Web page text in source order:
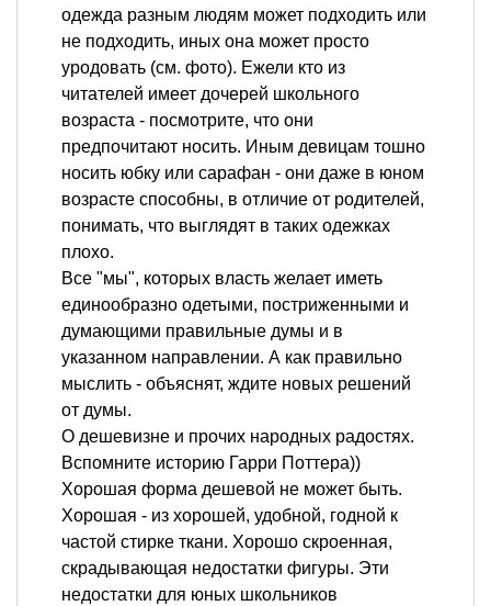
одежда разным людям может подходить или
не подходить, иных она может просто
уродовать (см. фото). Ежели кто из
читателей имеет дочерей школьного
возраста - посмотрите, что они
предпочитают носить. Иным девицам тошно
носить юбку или сарафан - они даже в юном
возрасте способны, в отличие от родителей,
понимать, что выглядят в таких одежках
плохо.
Все "мы", которых власть желает иметь
единообразно одетыми, постриженными и
думающими правильные думы и в
указанном направлении. А как правильно
мыслить - объяснят, ждите новых решений
от думы.
О дешевизне и прочих народных радостях.
Вспомните историю Гарри Поттера))
Хорошая форма дешевой не может быть.
Хорошая - из хорошей, удобной, годной к
частой стирке ткани. Хорошо скроенная,
скрадывающая недостатки фигуры. Эти
недостатки для юных школьников